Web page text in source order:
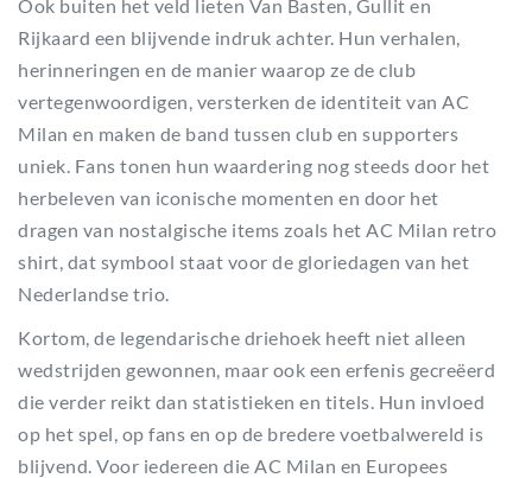
Ook buiten het veld lieten Van Basten, Gullit en
Rijkaard een blijvende indruk achter. Hun verhalen,
herinneringen en de manier waarop ze de club
vertegenwoordigen, versterken de identiteit van AC
Milan en maken de band tussen club en supporters
uniek. Fans tonen hun waardering nog steeds door het
herbeleven van iconische momenten en door het
dragen van nostalgische items zoals het AC Milan retro
shirt, dat symbool staat voor de gloriedagen van het
Nederlandse trio.
Kortom, de legendarische driehoek heeft niet alleen
wedstrijden gewonnen, maar ook een erfenis gecreëerd
die verder reikt dan statistieken en titels. Hun invloed
op het spel, op fans en op de bredere voetbalwereld is
blijvend. Voor iedereen die AC Milan en Europees